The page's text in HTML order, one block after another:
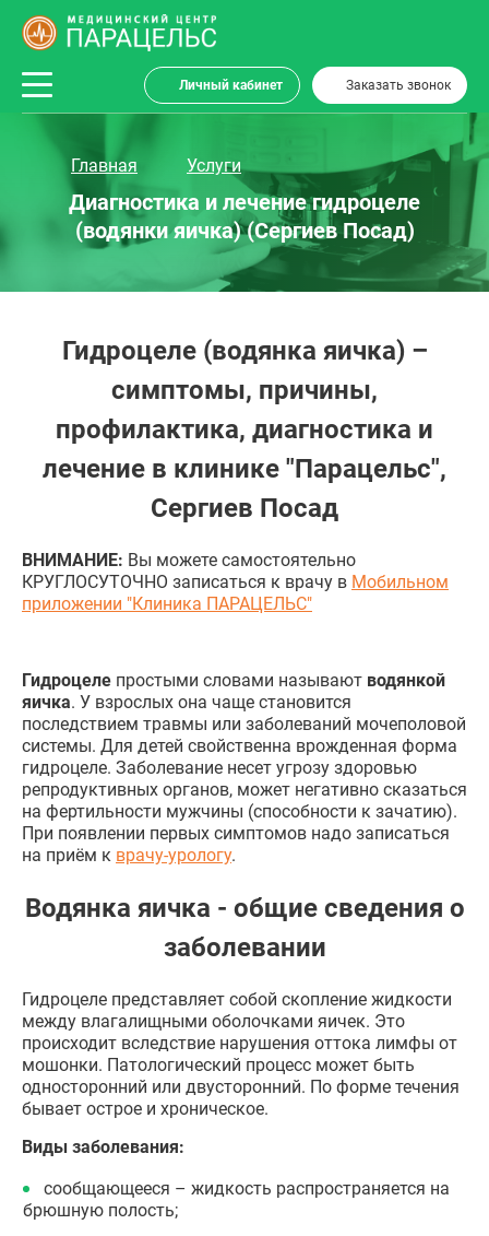
Личный кабинет Заказать звонок
Главная Услуги
Диагностика и лечение гидроцеле
(водянки яичка) (Сергиев Посад)
Гидроцеле (водянка яичка) –
симптомы, причины,
профилактика, диагностика и
лечение в клинике "Парацельс",
Сергиев Посад
ВНИМАНИЕ: Вы можете самостоятельно
КРУГЛОСУТОЧНО записаться к врачу в Мобильном
приложении "Клиника ПАРАЦЕЛЬС"
Гидроцеле простыми словами называют водянкой
яичка. У взрослых она чаще становится
последствием травмы или заболеваний мочеполовой
системы. Для детей свойственна врожденная форма
гидроцеле. Заболевание несет угрозу здоровью
репродуктивных органов, может негативно сказаться
на фертильности мужчины (способности к зачатию).
При появлении первых симптомов надо записаться
на приём к врачу-урологу.
Водянка яичка - общие сведения о
заболевании
Гидроцеле представляет собой скопление жидкости
между влагалищными оболочками яичек. Это
происходит вследствие нарушения оттока лимфы от
мошонки. Патологический процесс может быть
односторонний или двусторонний. По форме течения
бывает острое и хроническое.
Виды заболевания:
сообщающееся – жидкость распространяется на
брюшную полость;